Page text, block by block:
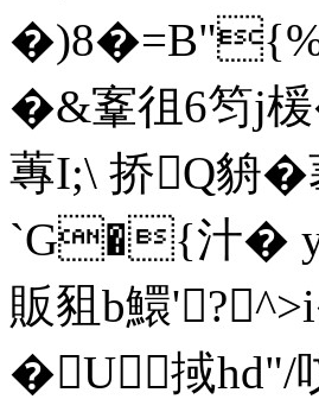
�&鞌徂6笉j楥
蓴I;\ 挢Q
`G�{汁
販豠b鱞
�U掝hd"/